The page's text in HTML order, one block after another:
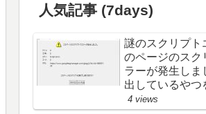
人気記事 (7days)
謎のスクリプト
のページのスク
ラーが発生しま
出しているやつ
た (; ･`д･´)
4 views